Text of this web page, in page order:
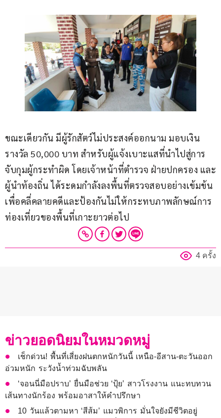
ขณะเดียวกัน มีผู้รักสัตว์ไม่ประสงค์ออกนาม มอบเงิน
รางวัล 50,000 บาท สำหรับผู้แจ้งเบาะแสที่นำไปสู่การ
จับกุมผู้กระทำผิด โดยเจ้าหน้าที่ตำรวจ ฝ่ายปกครอง และ
ผู้นำท้องถิ่น ได้ระดมกำลังลงพื้นที่ตรวจสอบอย่างเข้มข้น
เพื่อคลี่คลายคดีและป้องกันไม่ให้กระทบภาพลักษณ์การ
ท่องเที่ยวของพื้นที่เกาะยาวต่อไป
4 ครั้ง
ข่าวยอดนิยมในหมวดหมู่
เช็กด่วน! พื้นที่เสี่ยงฝนตกหนักวันนี้ เหนือ-อีสาน-ตะวันออก
อ่วมหนัก ระวังน้ำท่วมฉับพลัน
‘จอนนี่มือปราบ’ ยื่นมือช่วย ‘ปุ้ย’ สาวโรงงาน แนะทบทวน
เส้นทางนักร้อง พร้อมอาสาให้คำปรึกษา
10 วันแล้วตามหา ‘สีส้ม’ แมวพิการ มั่นใจยังมีชีวิตอยู่